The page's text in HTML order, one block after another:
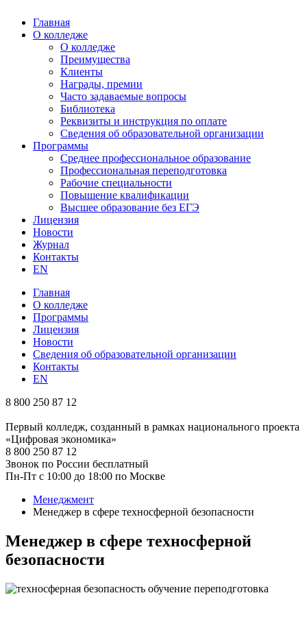
Главная
О колледже
О колледже
Преимущества
Клиенты
Награды, премии
Часто задаваемые вопросы
Библиотека
Реквизиты и инструкция по оплате
Сведения об образовательной организации
Программы
Среднее профессиональное образование
Профессиональная переподготовка
Рабочие специальности
Повышение квалификации
Высшее образование без ЕГЭ
Лицензия
Новости
Журнал
Контакты
EN
Главная
О колледже
Программы
Лицензия
Новости
Сведения об образовательной организации
Контакты
EN
8 800 250 87 12
Первый колледж, созданный в рамках национального проекта
«Цифровая экономика»
8 800 250 87 12
Звонок по России бесплатный
Пн-Пт с 10:00 до 18:00 по Москве
Менеджмент
Менеджер в сфере техносферной безопасности
Менеджер в сфере техносферной
безопасности